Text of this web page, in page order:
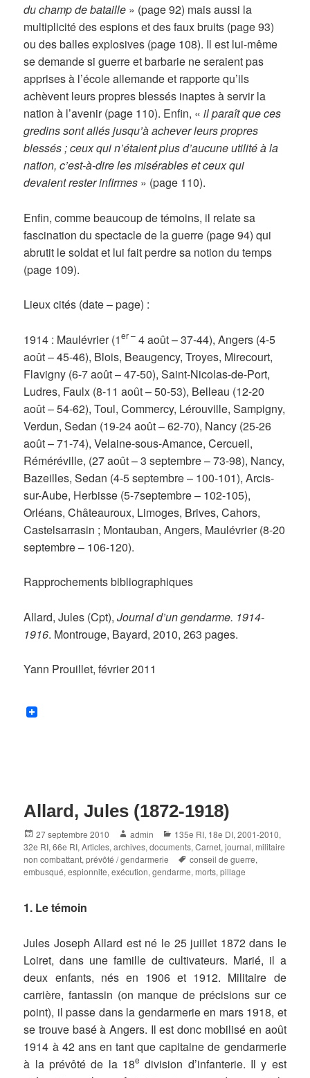
du champ de bataille » (page 92) mais aussi la
multiplicité des espions et des faux bruits (page 93)
ou des balles explosives (page 108). Il est lui-même
se demande si guerre et barbarie ne seraient pas
apprises à l’école allemande et rapporte qu’ils
achèvent leurs propres blessés inaptes à servir la
nation à l’avenir (page 110). Enfin, «il paraît que ces
gredins sont allés jusqu’à achever leurs propres
blessés ; ceux qui n’étaient plus d’aucune utilité à la
nation, c’est-à-dire les misérables et ceux qui
devaient rester infirmes » (page 110).
Enfin, comme beaucoup de témoins, il relate sa
fascination du spectacle de la guerre (page 94) qui
abrutit le soldat et lui fait perdre sa notion du temps
(page 109).
Lieux cités (date – page) :
1914 : Maulévrier (1er – 4 août – 37-44), Angers (4-5
août – 45-46), Blois, Beaugency, Troyes, Mirecourt,
Flavigny (6-7 août – 47-50), Saint-Nicolas-de-Port,
Ludres, Faulx (8-11 août – 50-53), Belleau (12-20
août – 54-62), Toul, Commercy, Lérouville, Sampigny,
Verdun, Sedan (19-24 août – 62-70), Nancy (25-26
août – 71-74), Velaine-sous-Amance, Cercueil,
Réméréville, (27 août – 3 septembre – 73-98), Nancy,
Bazeilles, Sedan (4-5 septembre – 100-101), Arcis-
sur-Aube, Herbisse (5-7septembre – 102-105),
Orléans, Châteauroux, Limoges, Brives, Cahors,
Castelsarrasin ; Montauban, Angers, Maulévrier (8-20
septembre – 106-120).
Rapprochements bibliographiques
Allard, Jules (Cpt),Journal d’un gendarme. 1914-
1916. Montrouge, Bayard, 2010, 263 pages.
Yann Prouillet, février 2011
Allard, Jules (1872-1918)
Posted
on
27 septembre 2010 Author
admin Categories
135e RI, 18e DI,2001-2010,
32e RI,66e RI,Articles, archives, documents,Carnet, journal,militaire
non combattant,prévôté / gendarmerie Tags
conseil de guerre,
embusqué,espionnite,exécution,gendarme,morts,pillage
1. Le témoin
Jules Joseph Allard est né le 25 juillet 1872 dans le
Loiret, dans une famille de cultivateurs. Marié, il a
deux enfants, nés en 1906 et 1912. Militaire de
carrière, fantassin (on manque de précisions sur ce
point), il passe dans la gendarmerie en mars 1918, et
se trouve basé à Angers. Il est donc mobilisé en août
1914 à 42 ans en tant que capitaine de gendarmerie
à la prévôté de la 18e division d’infanterie. Il y est